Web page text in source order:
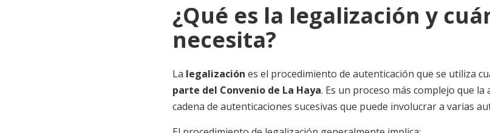
¿Qué es la legalización y
necesita?
La legalización es el procedimiento de autenticación que se utiliza
parte del Convenio de La Haya. Es un proceso más complejo que
cadena de autenticaciones sucesivas que puede involucrar a varias